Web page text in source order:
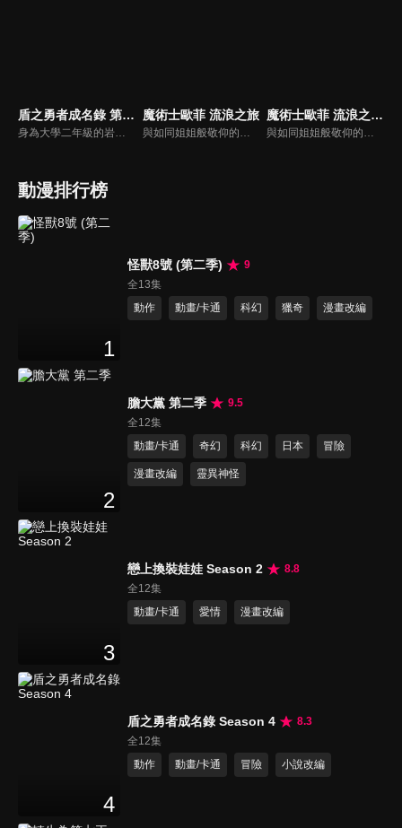
盾之勇者成名錄 第三季
身為大學二年級的岩谷尚文，在鎮上的公立圖書館翻到一本書「四聖武器書」。當翻閱到空白的頁面時，竟被召喚到另一個世界，被稱為「盾之勇者」。在一個視盾牌為罪惡象徵的異世界裡，盾之勇者又被公主誣陷為強暴犯，跌入深淵中的尚文變得再也不相信任何人地獨自行動……
魔術士歐菲 流浪之旅
與如同姐姐般敬仰的《天魔之魔女》阿莎莉以及其他夥伴，一同來到魔術士培養機關《牙之塔》進行修行的奇利男謝洛。在那天，他看見了阿莎莉化身為龍形怪物。於是，為了拯救能改變命運之劍並尋找失蹤的她，奇利男謝洛改名為歐菲，走出《牙之塔》並開始了冒險旅程。自那之後過了五年歐菲終於與阿莎莉再會。
魔術士歐菲 流浪之旅 基姆拉克篇
與如同姐姐般敬仰的《天魔之魔女》阿莎莉以及其他夥伴，一同來到魔術士培養機關《牙之塔》進行修行的奇利男謝洛。在那天，他看見了阿莎莉化身為龍形怪物。於是，為了拯救能改變命運之劍並尋找失蹤的她，奇利男謝洛改名為歐菲，走出《牙之塔》並開始了冒險旅程。自那之後過了五年歐菲終於與阿莎莉再會。
動漫排行榜
1
怪獸8號 (第二季)
9
全13集
動作
動畫/卡通 科幻 獵奇 漫畫改編
2
膽大黨 第二季
9.5
全12集
動畫/卡通
奇幻 科幻 日本 冒險
漫畫改編 靈異神怪
3
戀上換裝娃娃 Season 2
8.8
全12集
動畫/卡通
愛情 漫畫改編
4
盾之勇者成名錄 Season 4
8.3
全12集
動作
動畫/卡通 冒險 小說改編